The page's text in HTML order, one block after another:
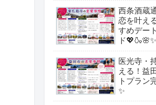
西条酒蔵
恋を叶え
すめデー
ド💖🍶🌸✨
医光寺・
える！益
トプラン
✨